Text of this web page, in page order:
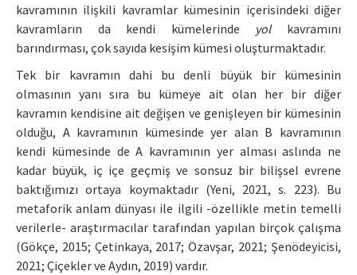
kavramının ilişkili kavramlar kümesinin içerisindeki diğer
kavramların da kendi kümelerinde yolkavramını
barındırması, çok sayıda kesişim kümesi oluşturmaktadır.
Tek bir kavramın dahi bu denli büyük bir kümesinin
olmasının yanı sıra bu kümeye ait olan her bir diğer
kavramın kendisine ait değişen ve genişleyen bir kümesinin
olduğu, A kavramının kümesinde yer alan B kavramının
kendi kümesinde de A kavramının yer alması aslında ne
kadar büyük, iç içe geçmiş ve sonsuz bir bilişsel evrene
baktığımızı ortaya koymaktadır (Yeni, 2021, s. 223). Bu
metaforik anlam dünyası ile ilgili -özellikle metin temelli
verilerle- araştırmacılar tarafından yapılan birçok çalışma
(Gökçe, 2015; Çetinkaya, 2017; Özavşar, 2021; Şenödeyicisi,
2021; Çiçekler ve Aydın, 2019) vardır.